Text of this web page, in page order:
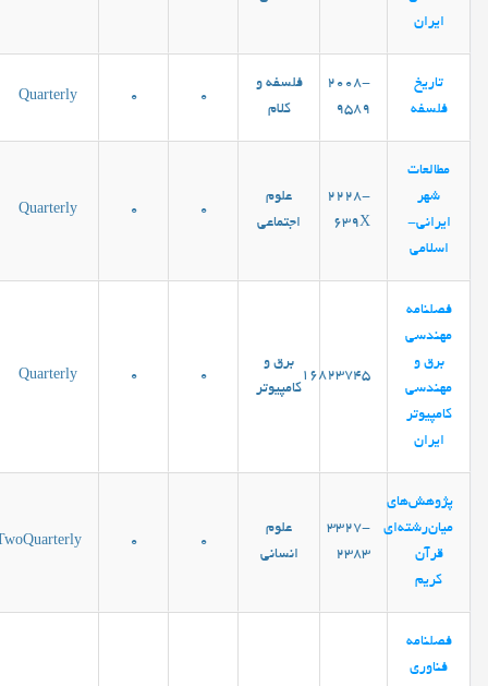
ایران
تاریخ
فلسفه
2008-
9589
فلسفه و
کلام
0
0
Quarterly
مطالعات
شهر
ایرانی-
اسلامی
2228-
639X
علوم
اجتماعی
0
0
Quarterly
فصلنامه
مهندسی
برق و
مهندسی
کامپيوتر
ايران
16823745
برق و
کامپیوتر
0
0
Quarterly
پژوهش‌های
میان‌رشته‌ای
قرآن
کریم
3327-
2383
علوم
انساني
0
0
TwoQuarterly
فصلنامه
فناوری